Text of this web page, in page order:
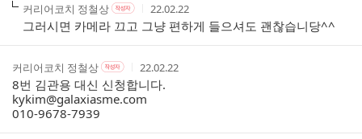
작
성
자
커리어코치 정철상작
성
자
본
인
여
부
작
자
작
성
시
간
22.02.22
그러시면 카메라 끄고 그냥 편하게 들으셔도 괜찮습니당^^
작
성
자
커리어코치 정철상작
성
자
본
여
작
성
자
작
성
시
간
22.02.22
8번 김관용 대신 신청합니다.
kykim@galaxiasme.com
010-9678-7939